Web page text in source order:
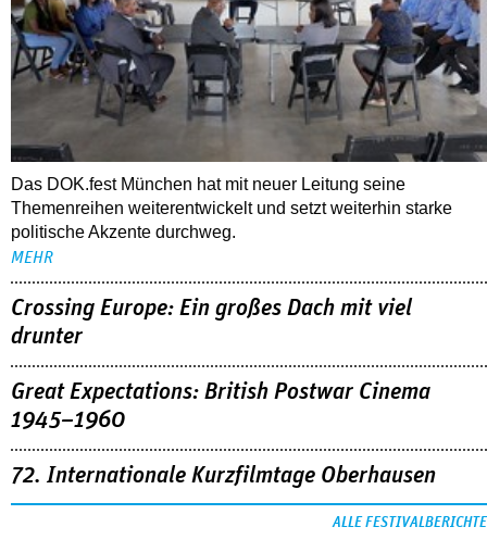
Das DOK.fest München hat mit neuer Leitung seine
Themenreihen weiterentwickelt und setzt weiterhin starke
politische Akzente durchweg.
MEHR
Crossing Europe: Ein großes Dach mit viel
drunter
Great Expectations: British Postwar Cinema
1945–1960
72. Internationale Kurzfilmtage Oberhausen
ALLE FESTIVALBERICHTE